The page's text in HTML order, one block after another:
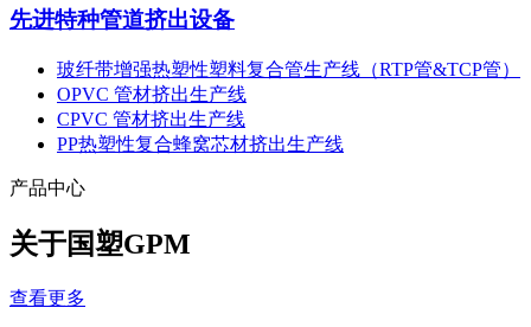
先进特种管道挤出设备
玻纤带增强热塑性塑料复合管生产线（RTP管&TCP管）
OPVC 管材挤出生产线
CPVC 管材挤出生产线
PP热塑性复合蜂窝芯材挤出生产线
产品中心
关于国塑GPM
查看更多